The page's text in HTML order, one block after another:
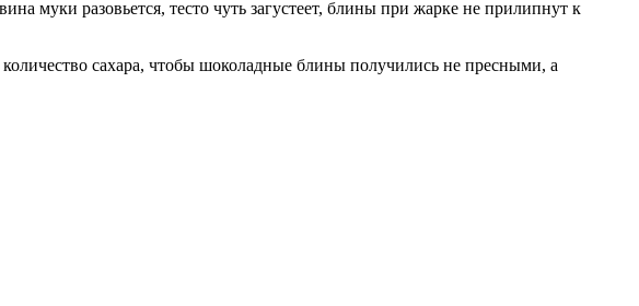
муки разовьется, тесто чуть загустеет, блины при жарке не прилипнут к
сахара, чтобы шоколадные блины получились не пресными, а